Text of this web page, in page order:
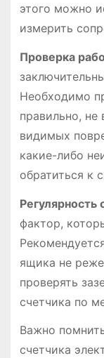
этого можно
измерить
Проверка
Необходимо
правильно,
видимых
какие-либо
обратиться к
Регулярность
фактор,
ящика не
проверять
счетчика по
Важно
счетчика